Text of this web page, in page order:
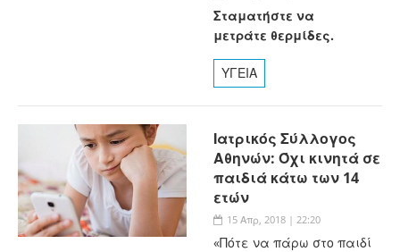
Σταματήστε να
μετράτε θερμίδες.
ΥΓΕΙΑ
Ιατρικός Σύλλογος
Αθηνών: Όχι κινητά σε
παιδιά κάτω των 14
ετών
15 Απρ, 2018 | 22:20
«Πότε να πάρω στο παιδί